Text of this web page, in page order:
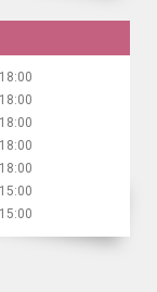
18:00
18:00
18:00
18:00
18:00
15:00
15:00